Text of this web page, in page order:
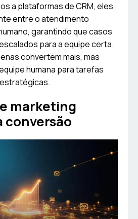
a plataformas de CRM, eles
entre o atendimento
garantindo que casos
para a equipe certa.
convertem mais, mas
humana para tarefas
marketing
conversão